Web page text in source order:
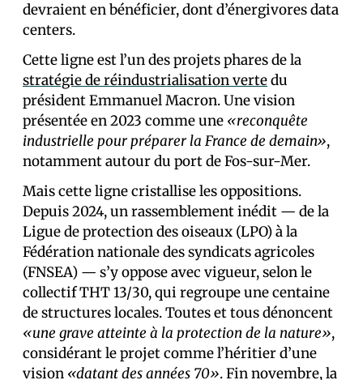
devraient en bénéficier, dont d’énergivores data
centers.
Cette ligne est l’un des projets phares de la
stratégie de réindustrialisation vertedu
président Emmanuel Macron. Une vision
présentée en 2023 comme une «reconquête
industrielle pour préparer la France de demain»,
notamment autour du port de Fos-sur-Mer.
Mais cette ligne cristallise les oppositions.
Depuis 2024, un rassemblement inédit — de la
Ligue de protection des oiseaux (LPO) à la
Fédération nationale des syndicats agricoles
(FNSEA) — s’y oppose avec vigueur, selon le
collectif THT 13/30, qui regroupe une centaine
de structures locales. Toutes et tous dénoncent
«une grave atteinte à la protection de la nature»,
considérant le projet comme l’héritier d’une
vision «datant des années 70». Fin novembre, la